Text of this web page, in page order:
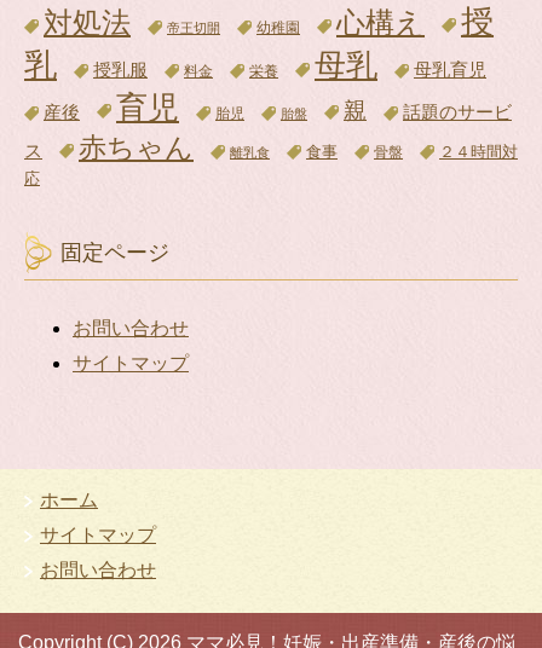
対処法 帝王切開 幼稚園 心構え
授
乳
授乳服 料金 栄養 母乳 母乳育児
産後 育児 胎児 胎盤 親
話題のサービ
ス
赤ちゃん 離乳食 食事 骨盤
２４時間対
応
固定ページ
お問い合わせ
サイトマップ
ホーム
サイトマップ
お問い合わせ
Copyright (C) 2026 ママ必見！妊娠・出産準備・産後の悩